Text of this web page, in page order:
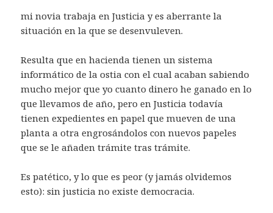
mi novia trabaja en Justicia y es aberrante la
situación en la que se desenvuleven.
Resulta que en hacienda tienen un sistema
informático de la ostia con el cual acaban sabiendo
mucho mejor que yo cuanto dinero he ganado en lo
que llevamos de año, pero en Justicia todavía
tienen expedientes en papel que mueven de una
planta a otra engrosándolos con nuevos papeles
que se le añaden trámite tras trámite.
Es patético, y lo que es peor (y jamás olvidemos
esto): sin justicia no existe democracia.